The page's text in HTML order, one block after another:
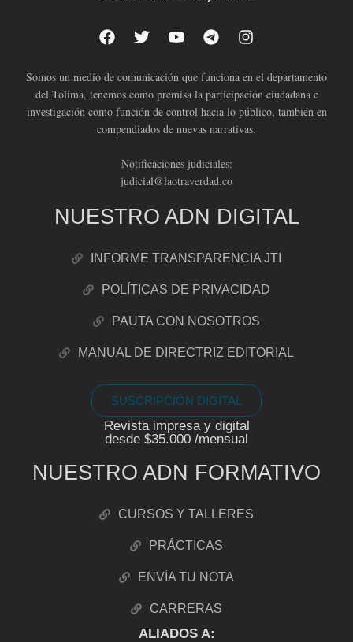
Somos un medio de comunicación que funciona en el departamento
del Tolima, tenemos como premisa la participación ciudadana e
investigación como función de control hacia lo público, también en
compendiados de nuevas narrativas.
Notificaciones judiciales:
judicial@laotraverdad.co
NUESTRO ADN DIGITAL
INFORME TRANSPARENCIA JTI
POLÍTICAS DE PRIVACIDAD
PAUTA CON NOSOTROS
MANUAL DE DIRECTRIZ EDITORIAL
SUSCRIPCIÓN DIGITAL
Revista impresa y digital
desde $35.000 /mensual
NUESTRO ADN FORMATIVO
CURSOS Y TALLERES
PRÁCTICAS
ENVÍA TU NOTA
CARRERAS
ALIADOS A: